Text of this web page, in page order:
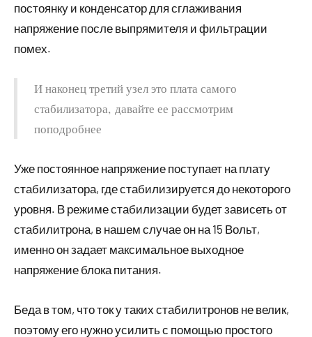
постоянку и конденсатор для сглаживания
напряжение после выпрямителя и фильтрации
помех.
И наконец третий узел это плата самого
стабилизатора, давайте ее рассмотрим
поподробнее
Уже постоянное напряжение поступает на плату
стабилизатора, где стабилизируется до некоторого
уровня. В режиме стабилизации будет зависеть от
стабилитрона, в нашем случае он на 15 Вольт,
именно он задает максимальное выходное
напряжение блока питания.
Беда в том, что ток у таких стабилитронов не велик,
поэтому его нужно усилить с помощью простого